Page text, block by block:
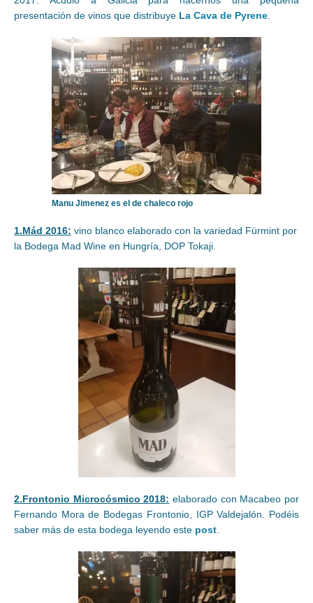
presentación de vinos que distribuye La Cava de Pyrene.
Manu Jimenez es el de chaleco rojo
1.Mád 2016: vino blanco elaborado con la variedad Fürmint por
la Bodega Mad Wine en Hungría, DOP Tokaji.
2.Frontonio Microcósmico 2018: elaborado con Macabeo por
Fernando Mora de Bodegas Frontonio, IGP Valdejalón. Podéis
saber más de esta bodega leyendo este post.